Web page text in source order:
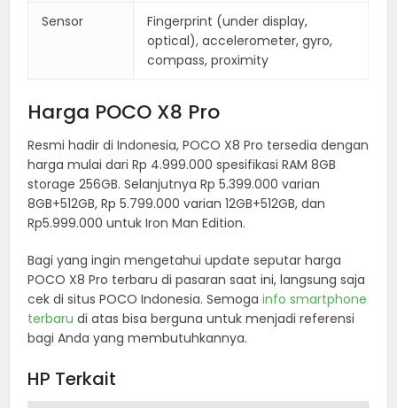
Sensor
Fingerprint (under display,
optical), accelerometer, gyro,
compass, proximity
Harga POCO X8 Pro
Resmi hadir di Indonesia, POCO X8 Pro tersedia dengan
harga mulai dari Rp 4.999.000 spesifikasi RAM 8GB
storage 256GB. Selanjutnya Rp 5.399.000 varian
8GB+512GB, Rp 5.799.000 varian 12GB+512GB, dan
Rp5.999.000 untuk Iron Man Edition.
Bagi yang ingin mengetahui update seputar harga
POCO X8 Pro terbaru di pasaran saat ini, langsung saja
cek di situs POCO Indonesia. Semogainfo smartphone
terbaru di atas bisa berguna untuk menjadi referensi
bagi Anda yang membutuhkannya.
HP Terkait